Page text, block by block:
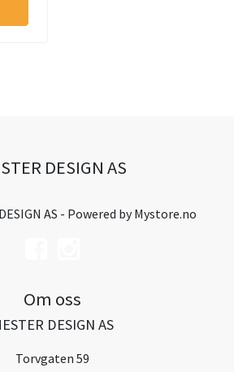
DESIGN AS
AS - Powered byMystore.no
Om oss
DESIGN AS
Torvgaten 59